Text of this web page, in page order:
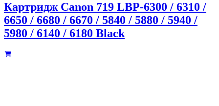
Картридж Canon 719 LBP-6300 / 6310 /
6650 / 6680 / 6670 / 5840 / 5880 / 5940 /
5980 / 6140 / 6180 Black